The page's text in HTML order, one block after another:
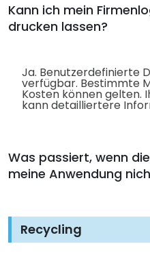
Kann ich mein
drucken lassen?
Ja. Benutzerdefinierte
verfügbar. Bestimmte
Kosten können
kann detailliertere
Was passiert, wenn
meine Anwendung
Recycling